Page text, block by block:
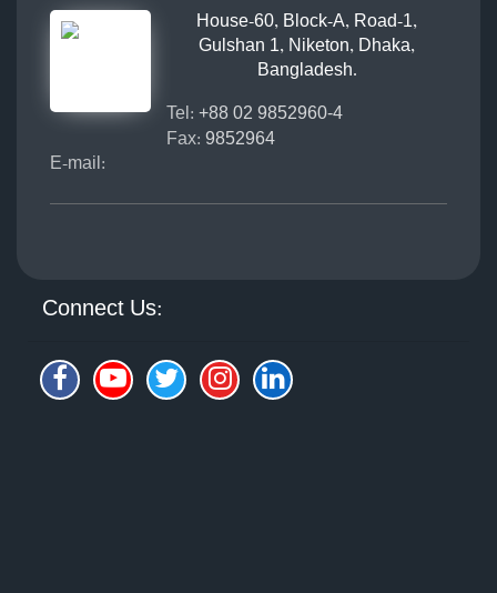
House-60, Block-A, Road-1,
Gulshan 1, Niketon, Dhaka,
Bangladesh.
Tel: +88 02 9852960-4
Fax: 9852964
E-mail:
Connect Us: